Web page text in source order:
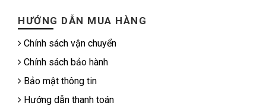
HƯỚNG DẪN MUA HÀNG
Chính sách vận chuyển
Chính sách bảo hành
Bảo mật thông tin
Hướng dẫn thanh toán